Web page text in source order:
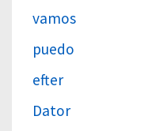
vamos
puedo
efter
Dator